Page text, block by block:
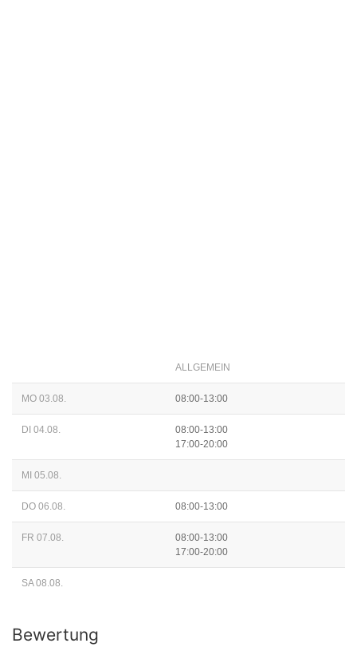
ALLGEMEIN
MO 03.08. 08:00-13:00
DI 04.08.
08:00-13:00
17:00-20:00
MI 05.08.
DO 06.08. 08:00-13:00
FR 07.08.
08:00-13:00
17:00-20:00
SA 08.08.
Bewertung